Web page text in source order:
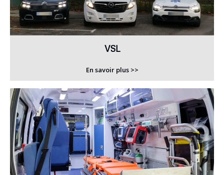
VSL
En savoir plus >>